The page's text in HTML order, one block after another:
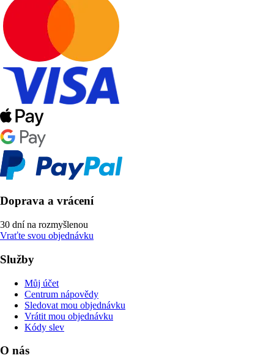
Doprava a vrácení
30 dní na rozmyšlenou
Vraťte svou objednávku
Služby
Můj účet
Centrum nápovědy
Sledovat mou objednávku
Vrátit mou objednávku
Kódy slev
O nás